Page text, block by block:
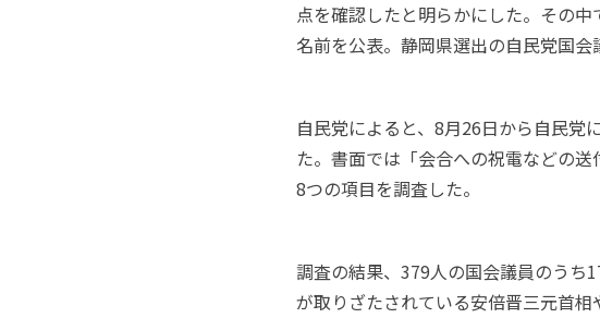
点を確認したと明らかにした。その
名前を公表。静岡県選出の自民党国会
自民党によると、 8月26日から自民党
た。書面では「会合への祝電などの
8つの項目を調査した。
調査の結果、 379人の国会議員のうち
が取りざたされている安倍晋三元首